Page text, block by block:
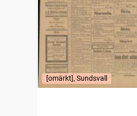
[omärkt], Sundsvall